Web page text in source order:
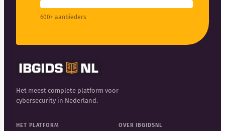
600+ aanbieders
Het meest complete platform voor
cybersecurity in Nederland.
HET PLATFORM OVER IBGIDSNL